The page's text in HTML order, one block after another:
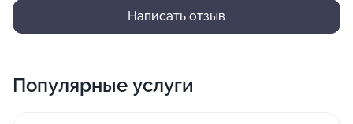
Написать отзыв
Популярные услуги